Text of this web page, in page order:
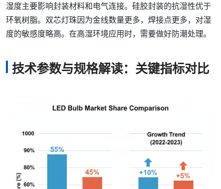
湿度主要影响封装材料和电气连接。硅胶封装的抗湿性优于
环氧树脂。双芯灯珠因为金线数量更多，焊接点更多，对湿
度的敏感度略高。在高湿环境应用时，需要做好防潮处理。
技术参数与规格解读：关键指标对比